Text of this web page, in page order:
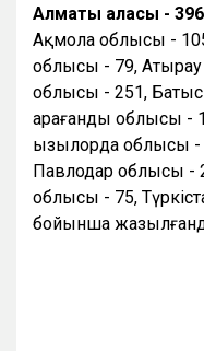
Алматы қаласы -
Ақмола облысы -
облысы - 79,
облысы - 251, Батыс
Қарағанды облысы -
Қызылорда облысы
Павлодар облысы -
облысы - 75,
бойынша